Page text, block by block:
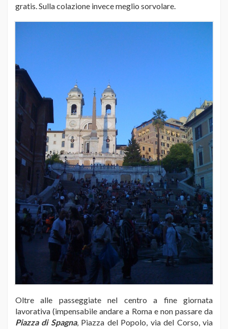
gratis. Sulla colazione invece meglio sorvolare.
Oltre alle passeggiate nel centro a fine giornata
lavorativa (impensabile andare a Roma e non passare da
Piazza di Spagna, Piazza del Popolo, via del Corso, via